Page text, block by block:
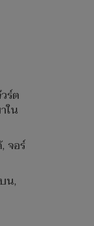
ร์ต
ใน
จอร์
น,